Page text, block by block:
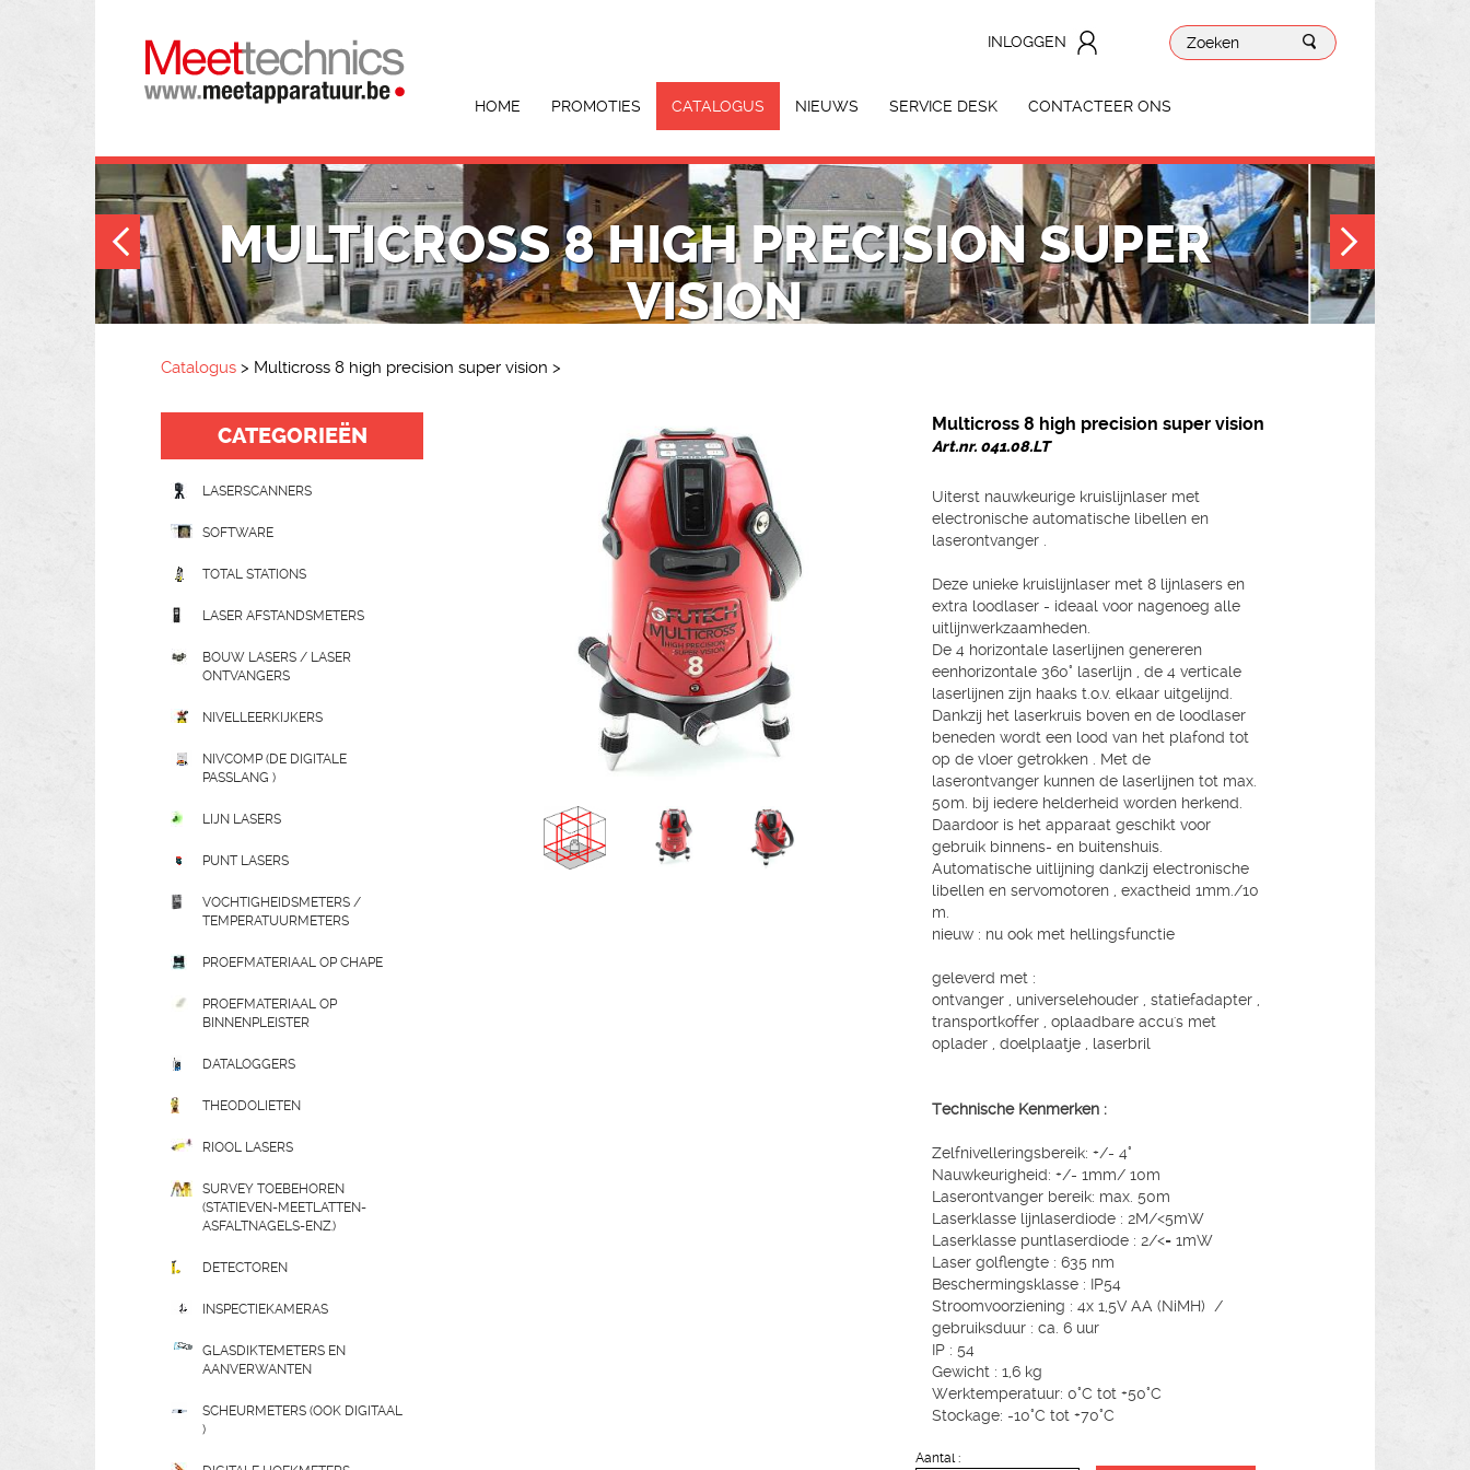
INLOGGEN
HOME PROMOTIES CATALOGUS NIEUWS SERVICE DESK CONTACTEER ONS
MULTICROSS 8 HIGH PRECISION SUPER
VISION
Catalogus > Multicross 8 high precision super vision >
CATEGORIEËN
LASERSCANNERS
SOFTWARE
TOTAL STATIONS
LASER AFSTANDSMETERS
BOUW LASERS / LASER
ONTVANGERS
NIVELLEERKIJKERS
NIVCOMP (DE DIGITALE
PASSLANG )
LIJN LASERS
PUNT LASERS
VOCHTIGHEIDSMETERS /
TEMPERATUURMETERS
PROEFMATERIAAL OP CHAPE
PROEFMATERIAAL OP
BINNENPLEISTER
DATALOGGERS
THEODOLIETEN
RIOOL LASERS
SURVEY TOEBEHOREN
(STATIEVEN-MEETLATTEN-
ASFALTNAGELS-ENZ.)
DETECTOREN
INSPECTIEKAMERAS
GLASDIKTEMETERS EN
AANVERWANTEN
SCHEURMETERS (OOK DIGITAAL
)
Multicross 8 high precision super vision
Art.nr. 041.08.LT
Uiterst nauwkeurige kruislijnlaser met
electronische automatische libellen en
laserontvanger .
Deze unieke kruislijnlaser met 8 lijnlasers en
extra loodlaser - ideaal voor nagenoeg alle
uitlijnwerkzaamheden.
De 4 horizontale laserlijnen genereren
eenhorizontale 360° laserlijn , de 4 verticale
laserlijnen zijn haaks t.o.v. elkaar uitgelijnd.
Dankzij het laserkruis boven en de loodlaser
beneden wordt een lood van het plafond tot
op de vloer getrokken . Met de
laserontvanger kunnen de laserlijnen tot max.
50m. bij iedere helderheid worden herkend.
Daardoor is het apparaat geschikt voor
gebruik binnens- en buitenshuis.
Automatische uitlijning dankzij electronische
libellen en servomotoren , exactheid 1mm./10
m.
nieuw : nu ook met hellingsfunctie
geleverd met :
ontvanger , universelehouder , statiefadapter ,
transportkoffer , oplaadbare accu's met
oplader , doelplaatje , laserbril
Technische Kenmerken :
Zelfnivelleringsbereik: +/- 4°
Nauwkeurigheid: +/- 1mm/ 10m
Laserontvanger bereik: max. 50m
Laserklasse lijnlaserdiode : 2M/<5mW
Laserklasse puntlaserdiode : 2/<= 1mW
Laser golflengte : 635 nm
Beschermingsklasse : IP54
Stroomvoorziening : 4x 1,5V AA (NiMH) /
gebruiksduur : ca. 6 uur
IP : 54
Gewicht : 1,6 kg
Werktemperatuur: 0°C tot +50°C
Stockage: -10°C tot +70°C
Aantal :